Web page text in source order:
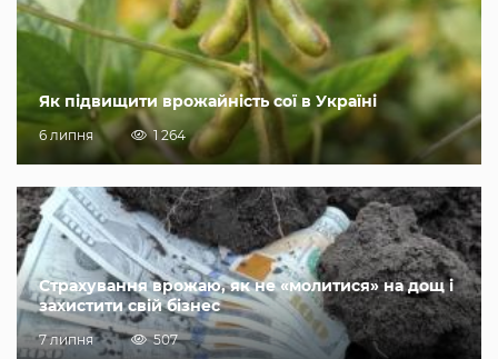
Як підвищити врожайність сої в Україні
6 липня 1 264
Страхування врожаю, як не «молитися» на дощ і
захистити свій бізнес
7 липня 507